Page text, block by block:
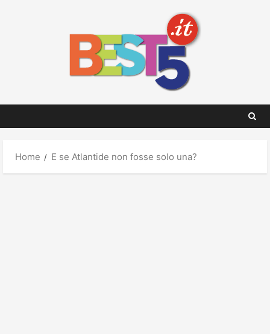
Home E se Atlantide non fosse solo una?